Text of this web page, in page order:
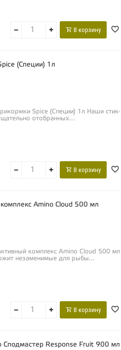
− + В корзину
(Специи) 1л
Spice (Специи) 1л Наши стик-
отобранных...
− + В корзину
Amino Cloud 500 мл
комплекс Amino Cloud 500 мл
незаменимые для рыбы...
− + В корзину
Сподмастер Response Fruit 900 мл